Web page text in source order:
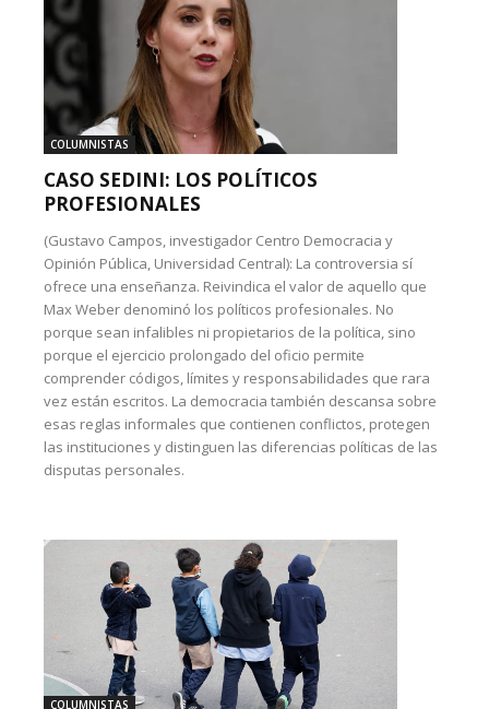
COLUMNISTAS
CASO SEDINI: LOS POLÍTICOS
PROFESIONALES
(Gustavo Campos, investigador Centro Democracia y
Opinión Pública, Universidad Central): La controversia sí
ofrece una enseñanza. Reivindica el valor de aquello que
Max Weber denominó los políticos profesionales. No
porque sean infalibles ni propietarios de la política, sino
porque el ejercicio prolongado del oficio permite
comprender códigos, límites y responsabilidades que rara
vez están escritos. La democracia también descansa sobre
esas reglas informales que contienen conflictos, protegen
las instituciones y distinguen las diferencias políticas de las
disputas personales.
COLUMNISTAS